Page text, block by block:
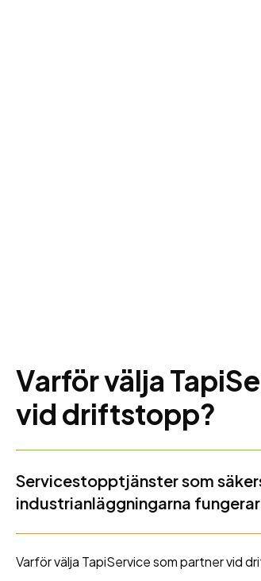
Varför välja
vid driftstopp?
Servicestopptjänster som
industrianläggningarna
Varför välja TapiService som partner vid